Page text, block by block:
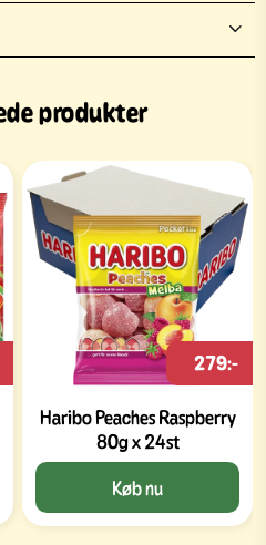
produkter
Haribo Peaches Raspberry
80g x 24st
279:-
Køb nu